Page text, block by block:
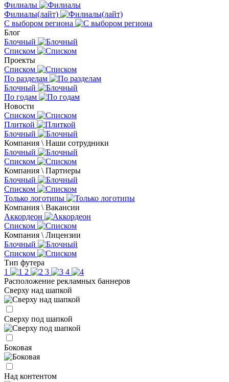
Филиалы
Филиалы(лайт)
С выбором региона
Блог
Блочный
Списком
Проекты
Списком
По разделам
Блочный
По годам
Новости
Списком
Плиткой
Блочный
Компания \ Наши сотрудники
Блочный
Списком
Компания \ Партнеры
Блочный
Списком
Только логотипы
Компания \ Вакансии
Аккордеон
Списком
Компания \ Лицензии
Блочный
Списком
Тип футера
1
2 3
4
Расположение рекламных баннеров
Сверху над шапкой
Сверху под шапкой
Боковая
Над контентом